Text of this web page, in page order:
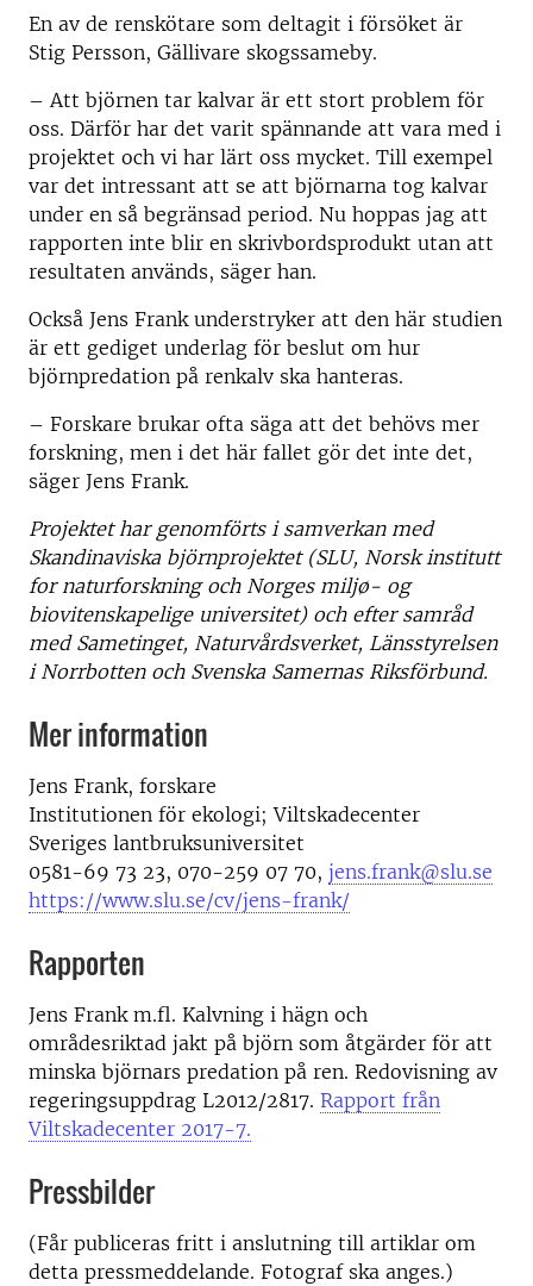
En av de renskötare som deltagit i försöket är
Stig Persson, Gällivare skogssameby.
– Att björnen tar kalvar är ett stort problem för
oss. Därför har det varit spännande att vara med i
projektet och vi har lärt oss mycket. Till exempel
var det intressant att se att björnarna tog kalvar
under en så begränsad period. Nu hoppas jag att
rapporten inte blir en skrivbordsprodukt utan att
resultaten används, säger han.
Också Jens Frank understryker att den här studien
är ett gediget underlag för beslut om hur
björnpredation på renkalv ska hanteras.
– Forskare brukar ofta säga att det behövs mer
forskning, men i det här fallet gör det inte det,
säger Jens Frank.
Projektet har genomförts i samverkan med
Skandinaviska björnprojektet (SLU, Norsk institutt
for naturforskning och Norges miljø- og
biovitenskapelige universitet) och efter samråd
med Sametinget, Naturvårdsverket, Länsstyrelsen
i Norrbotten och Svenska Samernas Riksförbund.
Mer information
Jens Frank, forskare
Institutionen för ekologi; Viltskadecenter
Sveriges lantbruksuniversitet
0581-69 73 23, 070-259 07 70, jens.frank@slu.se
https://www.slu.se/cv/jens-frank/
Rapporten
Jens Frank m.fl. Kalvning i hägn och
områdesriktad jakt på björn som åtgärder för att
minska björnars predation på ren. Redovisning av
regeringsuppdrag L2012/2817. Rapport från
Viltskadecenter 2017-7.
Pressbilder
(Får publiceras fritt i anslutning till artiklar om
detta pressmeddelande. Fotograf ska anges.)